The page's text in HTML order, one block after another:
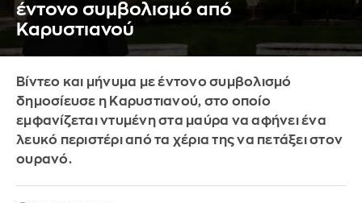
έντονο συμβολισμό από
Καρυστιανού
Βίντεο και μήνυμα με έντονο συμβολισμό
δημοσίευσε η Καρυστιανού, στο οποίο
εμφανίζεται ντυμένη στα μαύρα να αφήνει ένα
λευκό περιστέρι από τα χέρια της να πετάξει στον
ουρανό.